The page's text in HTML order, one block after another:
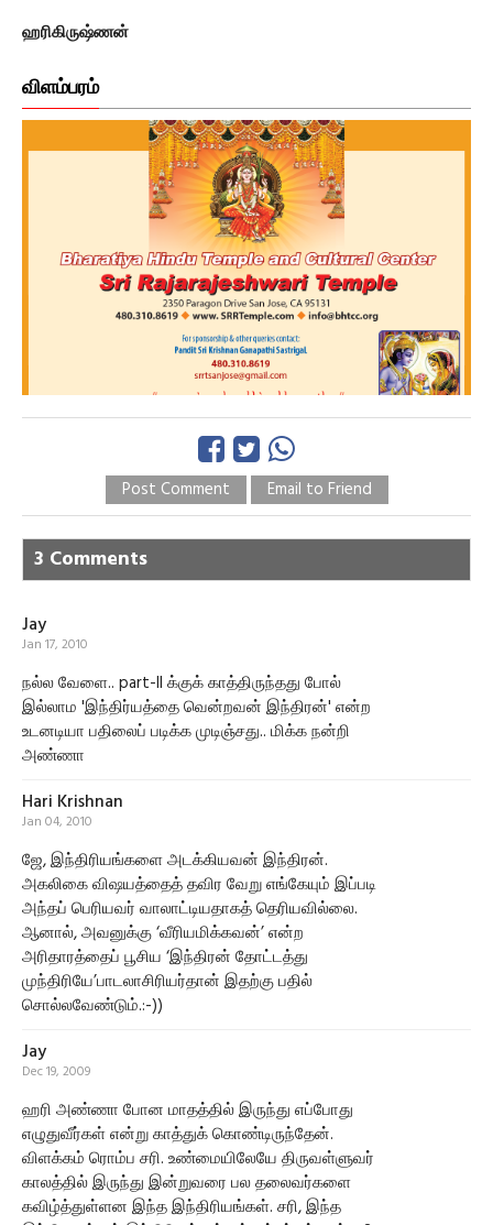
ஹரிகிருஷ்ணன்
விளம்பரம்
Post Comment Email to Friend
3 Comments
Jay
Jan 17, 2010
நல்ல வேளை.. part-II க்குக் காத்திருந்தது போல்
இல்லாம 'இந்திர்யத்தை வென்றவன் இந்திரன்' என்ற
உடனடியா பதிலைப் படிக்க முடிஞ்சது.. மிக்க நன்றி
அண்ணா
Hari Krishnan
Jan 04, 2010
ஜே, இந்திரியங்களை அடக்கியவன் இந்திரன்.
அகலிகை விஷயத்தைத் தவிர வேறு எங்கேயும் இப்படி
அந்தப் பெரியவர் வாலாட்டியதாகத் தெரியவில்லை.
ஆனால், அவனுக்கு ‘வீரியமிக்கவன்’ என்ற
அரிதாரத்தைப் பூசிய ‘இந்திரன் தோட்டத்து
முந்திரியே’பாடலாசிரியர்தான் இதற்கு பதில்
சொல்லவேண்டும்.:-))
Jay
Dec 19, 2009
ஹரி அண்ணா போன மாதத்தில் இருந்து எப்போது
எழுதுவீர்கள் என்று காத்துக் கொண்டிருந்தேன்.
விளக்கம் ரொம்ப சரி. உண்மையிலேயே திருவள்ளுவர்
காலத்தில் இருந்து இன்றுவரை பல தலைவர்களை
கவிழ்த்துள்ளன இந்த இந்திரியங்கள். சரி, இந்த